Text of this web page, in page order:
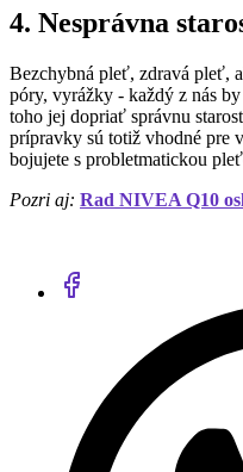
4. Nesprávna
Bezchybná pleť, zdravá pleť,
póry, vyrážky - každý z nás
toho jej dopriať správnu
prípravky sú totiž vhodné pre
bojujete s probletmatickou
Pozri aj: Rad NIVEA Q10